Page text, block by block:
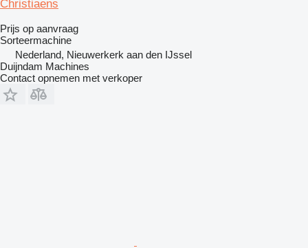
Christiaens
Prijs op aanvraag
Sorteermachine
Nederland, Nieuwerkerk aan den IJssel
Duijndam Machines
Contact opnemen met verkoper